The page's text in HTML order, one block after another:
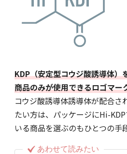
KDP（安定型コウジ酸誘導体）
商品のみが使用できるロゴマー
コウジ酸誘導体誘導体が配合さ
たい方は、パッケージにHi-
いる商品を選ぶのもひとつの手
あわせて読みたい